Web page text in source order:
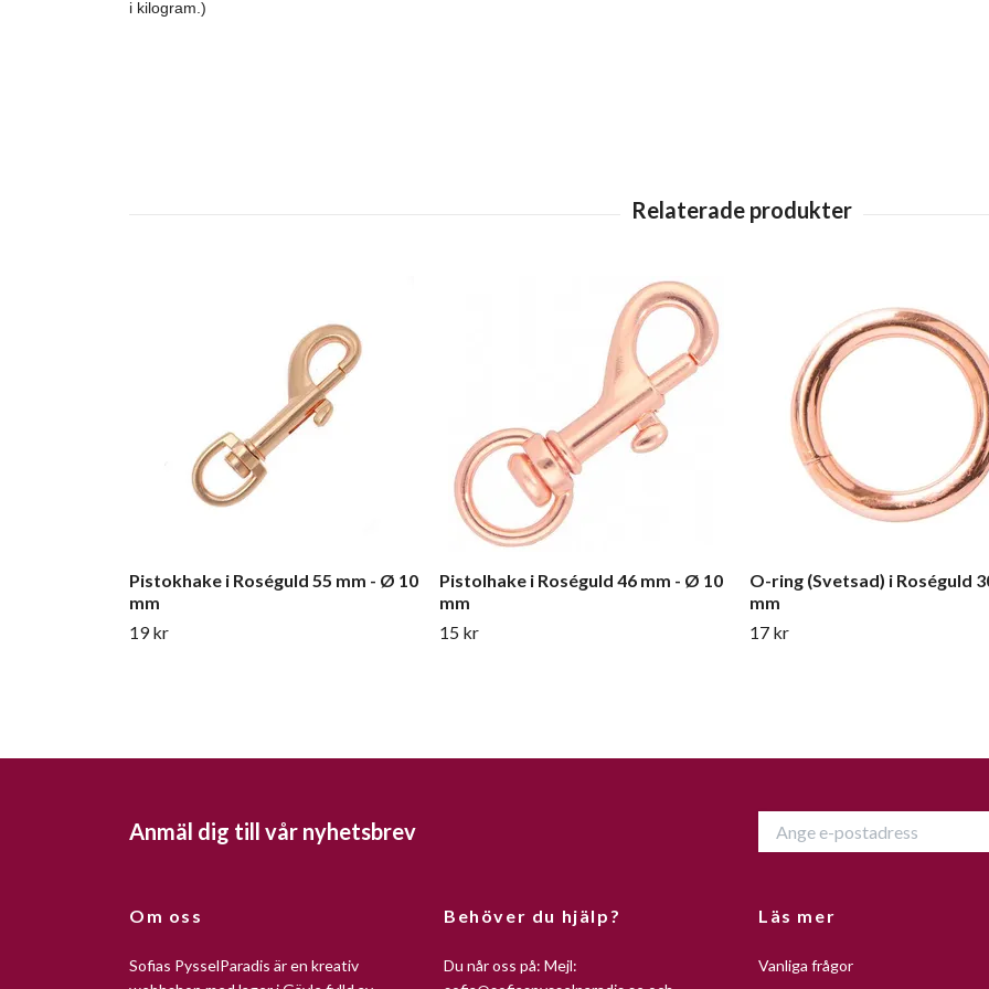
i kilogram.)
Pistokhake i Roséguld 55 mm - Ø 10
mm
19 kr
Pistolhake i Roséguld 46 mm - Ø 10
mm
15 kr
O-ring (Svetsad) i Roséguld
mm
17 kr
Anmäl dig till vår nyhetsbrev
Om oss
Sofias PysselParadis är en kreativ
Behöver du hjälp?
Du når oss på: Mejl:
Läs mer
Vanliga frågor